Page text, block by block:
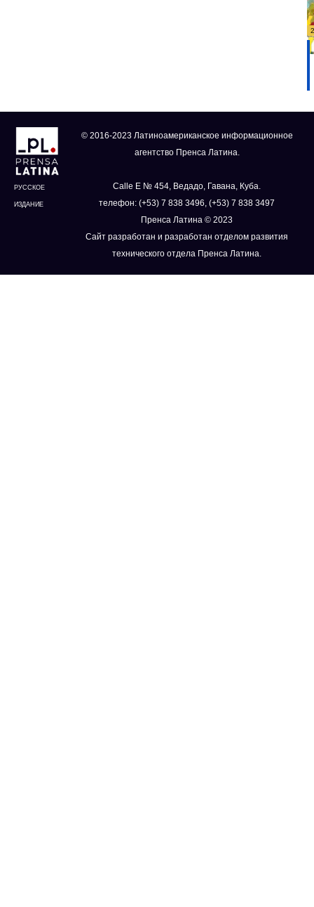
РУССКОЕ
ИЗДАНИЕ
© 2016-2023 Латиноамериканское информационное
агентство Пренса Латина.
Calle E № 454, Ведадо, Гавана, Куба.
телефон: (+53) 7 838 3496, (+53) 7 838 3497
Пренса Латина © 2023
Сайт разработан и разработан отделом развития
технического отдела Пренса Латина.